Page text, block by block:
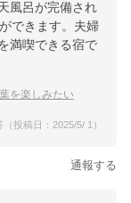
風呂が完備され
できます。夫婦
満喫できる宿で
を楽しみたい
投稿日：2025/5/ 1）
通報する